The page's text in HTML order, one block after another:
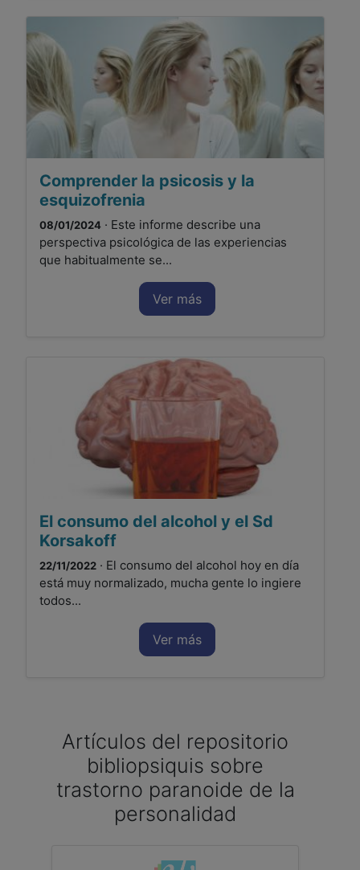
Comprender la psicosis y la
esquizofrenia
08/01/2024 · Este informe describe una
perspectiva psicológica de las experiencias
que habitualmente se...
Ver más
El consumo del alcohol y el Sd
Korsakoff
22/11/2022 · El consumo del alcohol hoy en día
está muy normalizado, mucha gente lo ingiere
todos...
Ver más
Artículos del repositorio
bibliopsiquis sobre
trastorno paranoide de la
personalidad